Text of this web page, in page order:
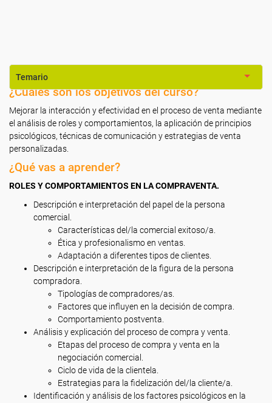
Temario
¿Cuáles son los objetivos del curso?
Mejorar la interacción y efectividad en el proceso de venta mediante
el análisis de roles y comportamientos, la aplicación de principios
psicológicos, técnicas de comunicación y estrategias de venta
personalizadas.
¿Qué vas a aprender?
ROLES Y COMPORTAMIENTOS EN LA COMPRAVENTA.
Descripción e interpretación del papel de la persona
comercial.
Características del/la comercial exitoso/a.
Ética y profesionalismo en ventas.
Adaptación a diferentes tipos de clientes.
Descripción e interpretación de la figura de la persona
compradora.
Tipologías de compradores/as.
Factores que influyen en la decisión de compra.
Comportamiento postventa.
Análisis y explicación del proceso de compra y venta.
Etapas del proceso de compra y venta en la
negociación comercial.
Ciclo de vida de la clientela.
Estrategias para la fidelización del/la cliente/a.
Identificación y análisis de los factores psicológicos en la